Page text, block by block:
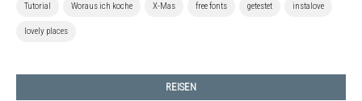
Tutorial Woraus ich koche X-Mas free fonts getestet instalove
lovely places
REISEN